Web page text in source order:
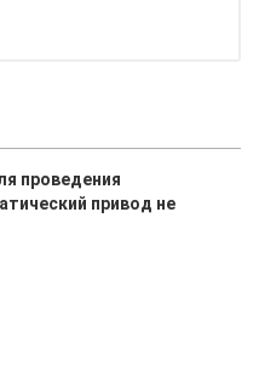
проведения
привод не